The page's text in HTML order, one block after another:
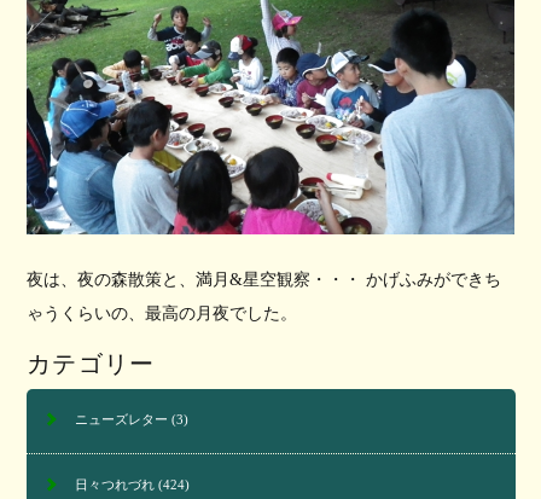
夜は、夜の森散策と、満月&星空観察・・・ かげふみができち
ゃうくらいの、最高の月夜でした。
カテゴリー
ニューズレター (3)
日々つれづれ(424)